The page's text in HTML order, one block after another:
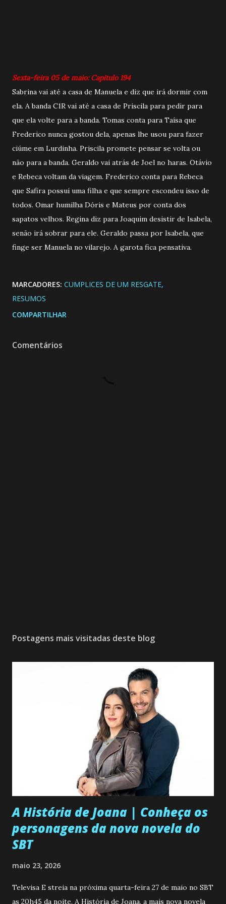
Sexta-feira 05 de maio: Capitulo 194
Sabrina vai até a casa de Manuela e diz que irá dormir com
ela. A banda C1R vai até a casa de Priscila para pedir para
que ela volte para a banda. Tomas conta para Taísa que
Frederico nunca gostou dela, apenas lhe usou para fazer
ciúme em Lurdinha. Priscila promete pensar se volta ou
não para a banda. Geraldo vai atrás de Joel no haras. Otávio
e Rebeca voltam da viagem. Frederico conta para Rebeca
que Safira possui uma filha e que sempre escondeu isso de
todos. Omar humilha Dóris e Mateus por conta dos
sapatos velhos. Regina diz para Joaquim desistir de Isabela,
senão irá sobrar para ele. Geraldo passa por Isabela, que
finge ser Manuela no vilarejo. A garota fica pensativa.
MARCADORES: CUMPLICES DE UM RESGATE
RESUMOS
COMPARTILHAR
Comentários
Postagens mais visitadas deste blog
A História de Joana | Conheça os
personagens da nova novela do
SBT
maio 23, 2026
Televisa E streia na próxima quarta-feira 27 de maio no SBT
as 20h45 da noite, A História de Joana, a mais nova novela